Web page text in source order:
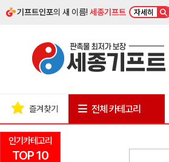
기프트인포의 새 이름!세종기프트 자세히
인기카테고리
TOP 10
즐겨찾기 전체 카테고리